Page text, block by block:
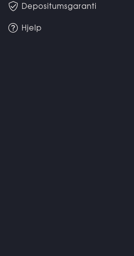
Depositumsgaranti
Hjelp